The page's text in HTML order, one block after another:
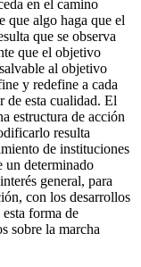
en el camino
que algo haga que el
que se observa
que el objetivo
al objetivo
y redefine a cada
de esta cualidad. El
estructura de acción
resulta
de instituciones
un determinado
general, para
con los desarrollos
forma de
sobre la marcha